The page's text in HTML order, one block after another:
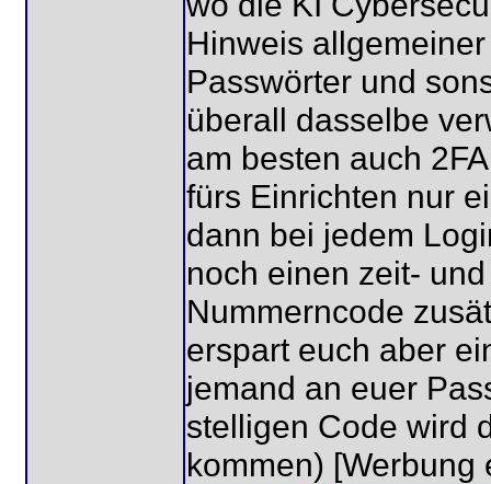
Hinweis
Passwörter und
überall dasselbe
am besten auch
fürs Einrichten nur
dann bei jedem
noch einen zeit-
Nummerncode
erspart euch aber
jemand an euer
stelligen Code wird
kommen)